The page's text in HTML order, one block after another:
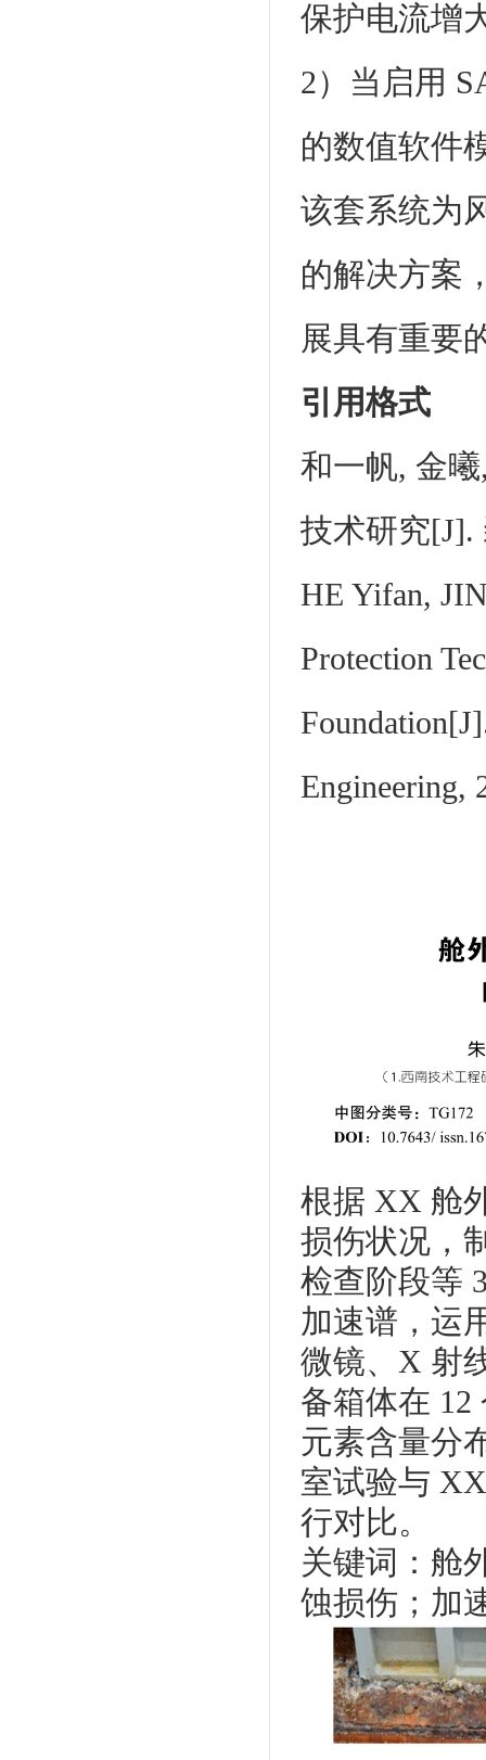
保护电流增
2）当启用
的数值软件
该套系统为
的解决方案
展具有重要
引用格式
和一帆, 金
技术研究[J].
HE Yifan,
Protection
Engineering,
根据 XX 舱
损伤状况，
检查阶段等
加速谱，运
微镜、X 射
备箱体在 12
元素含量分
室试验与
行对比。
关键词：舱
蚀损伤；加